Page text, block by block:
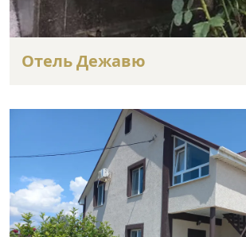
Отель Дежавю